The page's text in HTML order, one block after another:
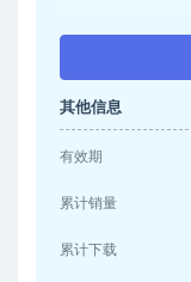
其他信息
有效期
累计销量
累计下载